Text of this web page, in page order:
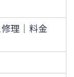
理｜料金